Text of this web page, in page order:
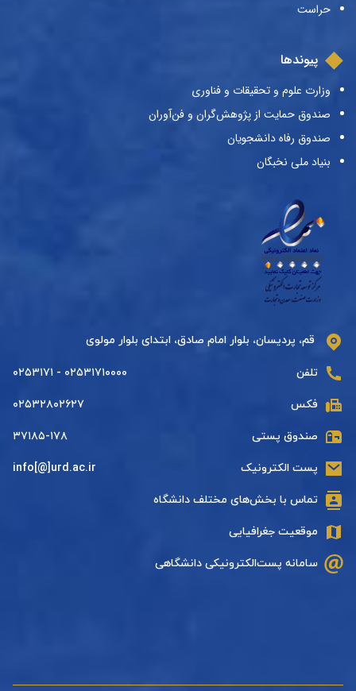
حراست
پیوندها
وزارت علوم و تحقیقات و فناوری
صندوق حمایت از پژوهش‌گران و فن‌آوران
صندوق رفاه دانشجویان
بنیاد ملی نخبگان
قم، پردیسان، بلوار امام صادق، ابتدای بلوار مولوی
تلفن ۰۲۵۳۱۷۱۰۰۰۰ - ۰۲۵۳۱۷۱
فکس ۰۲۵۳۲۸۰۲۶۲۷
صندوق پستی ۳۷۱۸۵-۱۷۸
پست الکترونیک info[@]urd.ac.ir
تماس با بخش‌های مختلف دانشگاه
موقعیت جغرافیایی
سامانه پست‌الکترونیکی دانشگاهی